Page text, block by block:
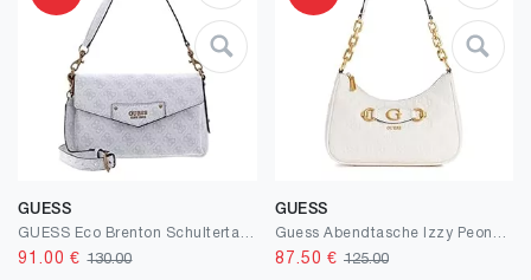
GUESS
91.00 €130.00
GUESS
87.50 € 125.00